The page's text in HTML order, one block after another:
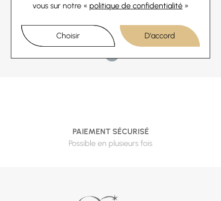
vous sur notre « politique de confidentialité »
Choisir D'accord
doré, taille 54
PAIEMENT SÉCURISÉ
Possible en plusieurs fois